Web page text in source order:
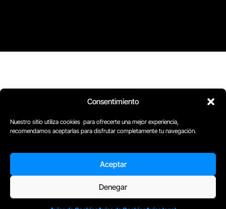
Consentimiento
Nuestro sitio utiliza cookies para ofrecerte una mejor experiencia,
recomendamos aceptarlas para disfrutar completamente tu navegación.
Aceptar
Denegar
DPlaça Merçè 8. 1º 1ª (08002) Barcelona, España
Ebarcelona@escuelacomplot.com